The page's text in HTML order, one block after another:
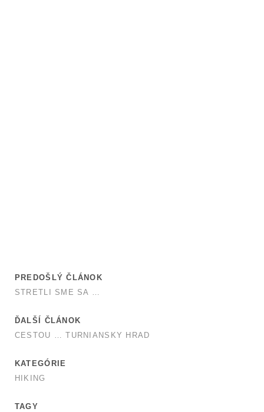
PREDOŠLÝ ČLÁNOK
STRETLI SME SA …
ĎALŠÍ ČLÁNOK
CESTOU … TURNIANSKY HRAD
KATEGÓRIE
HIKING
TAGY